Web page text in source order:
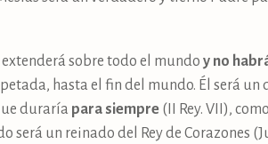
sobre todo el mundo y no
hasta el fin del mundo. Él será
duraría para siempre (II Rey. VII),
será un reinado del Rey de Corazones